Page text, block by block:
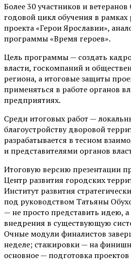
Более 30 участников и
годовой цикл обучения в рамках
проекта «Герои Ярославии»,
программы «Время героев».
Цель программы — создать
власти, госкомпаний и
региона, а итоговые защиты
применяться в работе органов
предприятиях.
Среди итоговых работ —
благоустройству дворовой
разрабатывается в тесном
и представителями органов
Итоговую версию презентации
Центр развития городских
Институт развития
под руководством Татьяны
— не просто представить идею,
внедрения в существующую
Очные модули финалистов
неделе; стажировки — на
основное — подготовка